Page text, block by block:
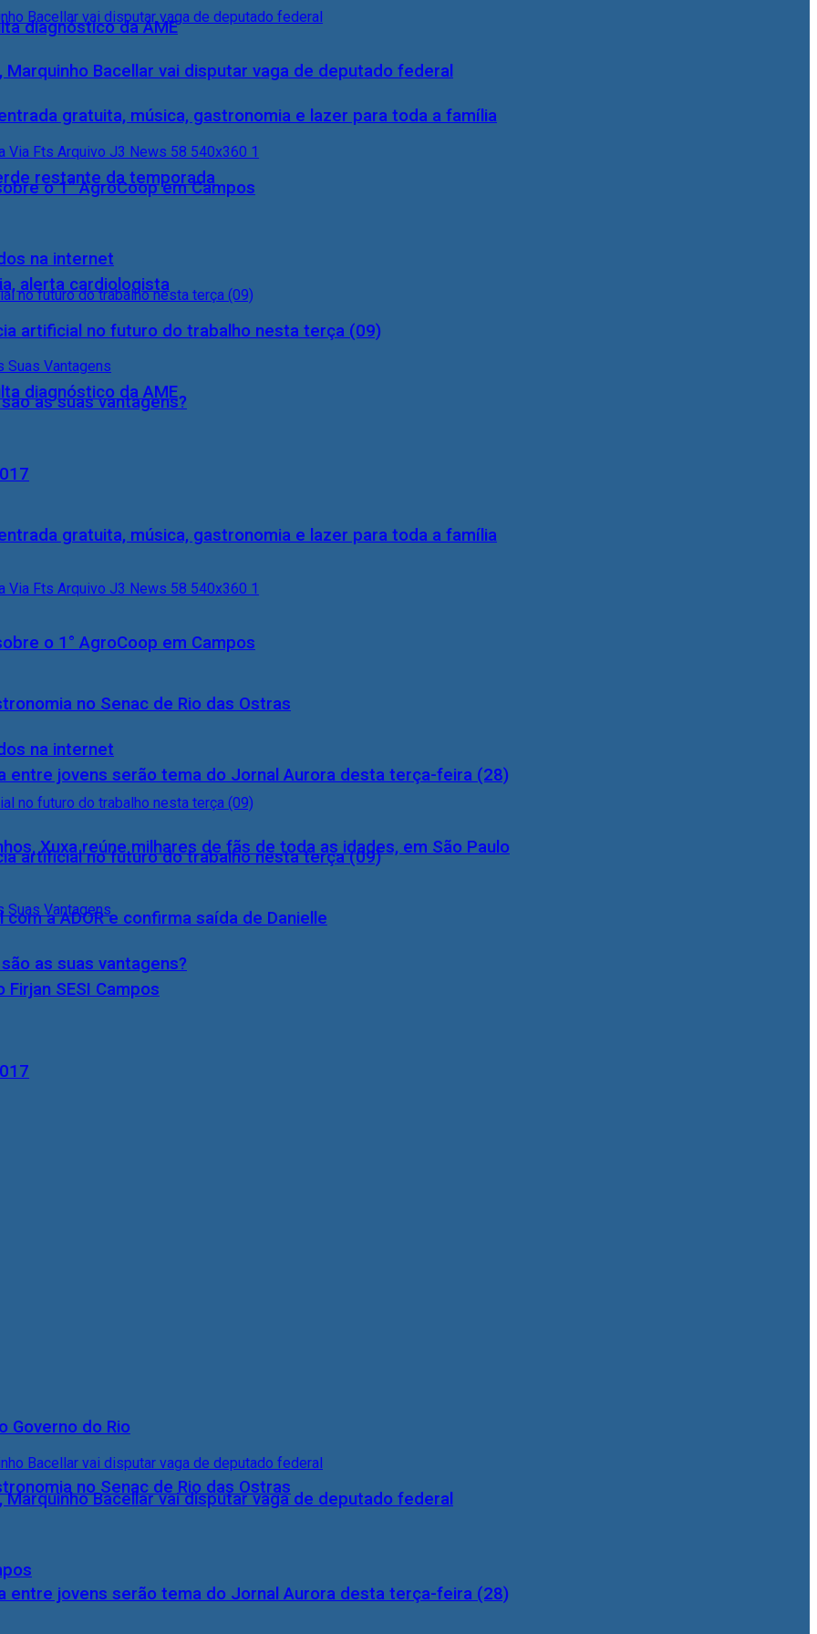
Bacellar vai disputar vaga de deputado federal
restante da temporada
alerta cardiologista
diagnóstico da AME
gratuita, música, gastronomia e lazer para toda a família
o 1° AgroCoop em Campos
na internet
artificial no futuro do trabalho nesta terça (09)
as suas vantagens?
no Senac de Rio das Ostras
entre jovens serão tema do Jornal Aurora desta terça-feira (28)
diagnóstico da AME
gratuita, música, gastronomia e lazer para toda a família
o 1° AgroCoop em Campos
na internet
artificial no futuro do trabalho nesta terça (09)
as suas vantagens?
no Senac de Rio das Ostras
entre jovens serão tema do Jornal Aurora desta terça-feira (28)
Xuxa reúne milhares de fãs de toda as idades, em São Paulo
a ADOR e confirma saída de Danielle
SESI Campos
Governo do Rio
Bacellar vai disputar vaga de deputado federal